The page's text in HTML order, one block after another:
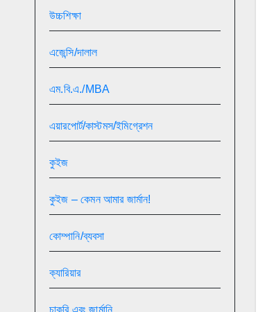
উচ্চশিক্ষা
এজেন্সি/দালাল
এম.বি.এ./MBA
এয়ারপোর্ট/কাস্টমস/ইমিগ্রেশন
কুইজ
কুইজ – কেমন আমার জার্মান!
কোম্পানি/ব্যবসা
ক্যারিয়ার
চাকরি এবং জার্মানি